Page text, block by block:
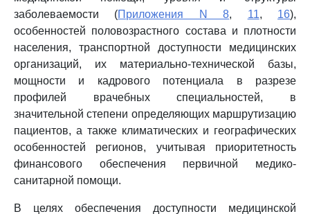
заболеваемости (Приложения N 8, 11, 16),
особенностей половозрастного состава и плотности
населения, транспортной доступности медицинских
организаций, их материально-технической базы,
мощности и кадрового потенциала в разрезе
профилей врачебных специальностей, в
значительной степени определяющих маршрутизацию
пациентов, а также климатических и географических
особенностей регионов, учитывая приоритетность
финансового обеспечения первичной медико-
санитарной помощи.
В целях обеспечения доступности медицинской